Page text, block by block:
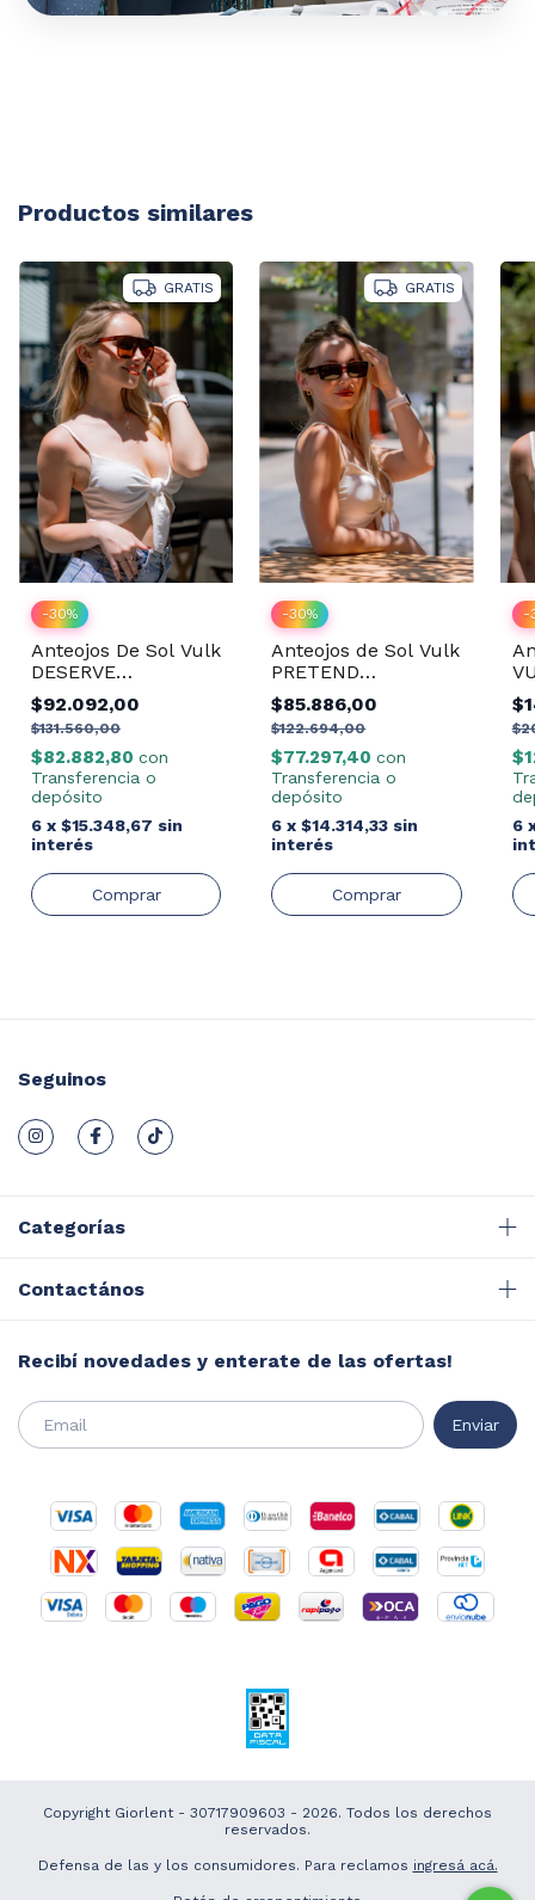
Productos similares
GRATIS
-30%
Anteojos De Sol Vulk
DESERVE
SIENNA/DRLB14
$92.092,00
$131.560,00
$82.882,80 con
Transferencia o
depósito
6 x $15.348,67 sin
interés
GRATIS
-30%
Anteojos de Sol Vulk
PRETEND
BROWN/UB14
$85.886,00
$122.694,00
$77.297,40con
Transferencia o
depósito
6 x$14.314,33 sin
interés
-
6
Seguinos
Categorías
Contactános
Recibí novedades y enterate de las ofertas!
Copyright Giorlent - 30717909603 - 2026. Todos los derechos
reservados.
Defensa de las y los consumidores. Para reclamos ingresá acá.